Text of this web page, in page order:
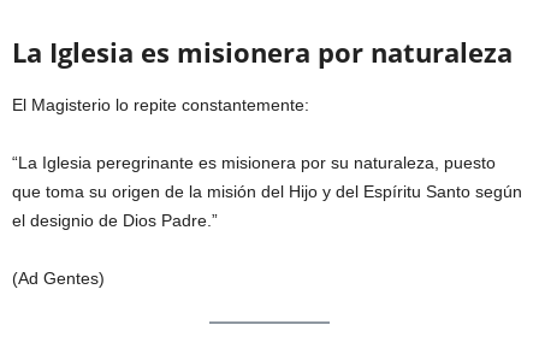
La Iglesia es misionera por naturaleza
El Magisterio lo repite constantemente:
“La Iglesia peregrinante es misionera por su naturaleza, puesto
que toma su origen de la misión del Hijo y del Espíritu Santo según
el designio de Dios Padre.”
(Ad Gentes)